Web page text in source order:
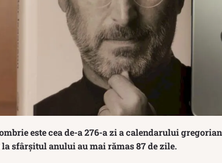
este cea de-a 276-a zi a calendarului
sfârșitul anului au mai rămas 87 de zile.